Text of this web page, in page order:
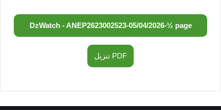
DzWatch - ANEP2623002523-05/04/2026-½ page
تنزيل PDF